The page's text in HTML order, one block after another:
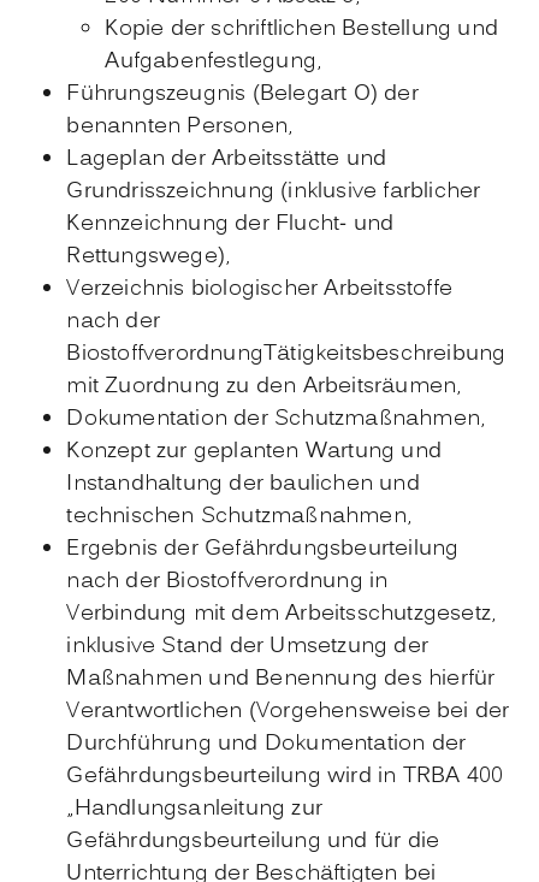
Kopie der schriftlichen Bestellung und
Aufgabenfestlegung,
Führungszeugnis (Belegart O) der
benannten Personen,
Lageplan der Arbeitsstätte und
Grundrisszeichnung (inklusive farblicher
Kennzeichnung der Flucht- und
Rettungswege),
Verzeichnis biologischer Arbeitsstoffe
nach der
BiostoffverordnungTätigkeitsbeschreibung
mit Zuordnung zu den Arbeitsräumen,
Dokumentation der Schutzmaßnahmen,
Konzept zur geplanten Wartung und
Instandhaltung der baulichen und
technischen Schutzmaßnahmen,
Ergebnis der Gefährdungsbeurteilung
nach der Biostoffverordnung in
Verbindung mit dem Arbeitsschutzgesetz,
inklusive Stand der Umsetzung der
Maßnahmen und Benennung des hierfür
Verantwortlichen (Vorgehensweise bei der
Durchführung und Dokumentation der
Gefährdungsbeurteilung wird in TRBA 400
„Handlungsanleitung zur
Gefährdungsbeurteilung und für die
Unterrichtung der Beschäftigten bei